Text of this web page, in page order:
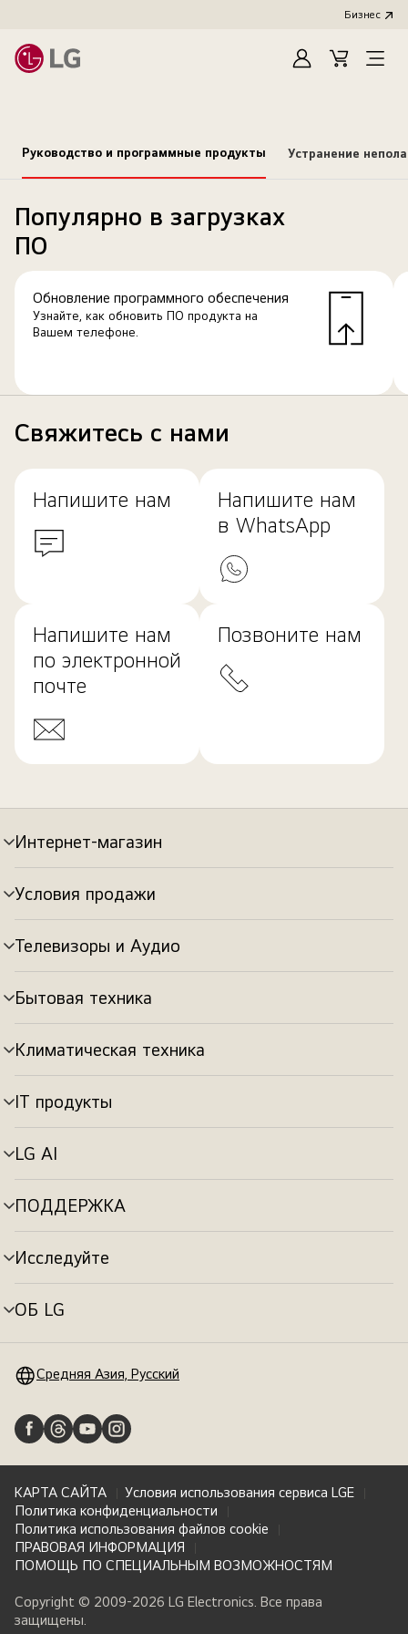
Бизнес
Cart
Open
Руководство и программные продукты Устранение
Популярно в загрузках
ПО
Обновление программного обеспечения
Узнайте, как обновить ПО продукта на
Вашем телефоне.
Свяжитесь с нами
Напишите нам
Напишите нам
в WhatsApp
Напишите нам
по электронной
почте
Позвоните нам
Интернет-магазин
Переключатель
меню
Условия продажи
Переключатель
меню
Телевизоры и Аудио
Переключатель
меню
Бытовая техника
Переключатель
меню
Климатическая техника
Переключатель
меню
IT продукты
Переключатель
меню
LG AI
Переключатель
меню
ПОДДЕРЖКА
Переключатель
меню
Исследуйте
Переключатель
меню
ОБ LG
Переключатель
Средняя Азия, Русский
КАРТА САЙТА
Условия использования сервиса LGE
Политика конфиденциальности
Политика использования файлов cookie
ПРАВОВАЯ ИНФОРМАЦИЯ
ПОМОЩЬ ПО СПЕЦИАЛЬНЫМ ВОЗМОЖНОСТЯМ
Copyright © 2009-2026 LG Electronics. Все права
защищены.